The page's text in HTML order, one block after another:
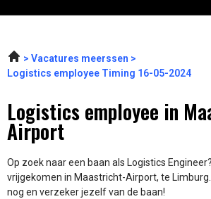
Vacatures meerssen
Logistics employee Timing 16-05-2024
Logistics employee in
Airport
Op zoek naar een baan als Logistics
vrijgekomen in Maastricht-Airport, te
nog en verzeker jezelf van de baan!